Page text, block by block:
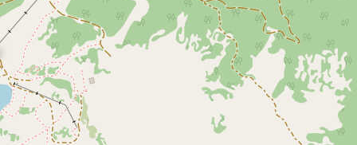
SKI SERVICE
Partner in Haute-Nendaz